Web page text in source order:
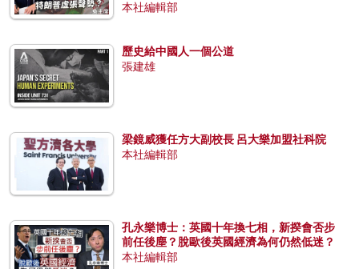
本社編輯部
歷史給中國人一個公道
張建雄
梁鏡威獲任方大副校長 呂大樂加盟社科院
本社編輯部
孔永樂博士：英國十年換七相，新揆會否步
前任後塵？脫歐後英國經濟為何仍然低迷？
本社編輯部